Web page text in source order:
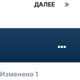
ДАЛЕЕ
Изменено1